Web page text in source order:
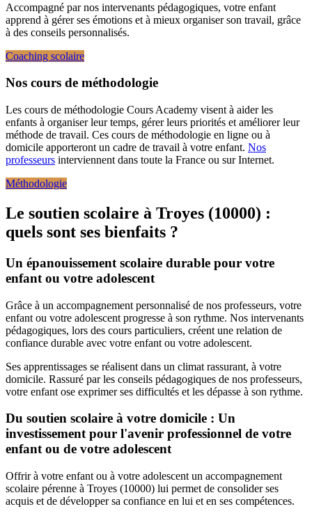
Accompagné par nos intervenants pédagogiques, votre enfant
apprend à gérer ses émotions et à mieux organiser son travail, grâce
à des conseils personnalisés.
Coaching scolaire
Nos cours de méthodologie
Les cours de méthodologie Cours Academy visent à aider les
enfants à organiser leur temps, gérer leurs priorités et améliorer leur
méthode de travail. Ces cours de méthodologie en ligne ou à
domicile apporteront un cadre de travail à votre enfant. Nos
professeurs interviennent dans toute la France ou sur Internet.
Méthodologie
Le soutien scolaire à Troyes (10000) :
quels sont ses bienfaits ?
Un épanouissement scolaire durable pour votre
enfant ou votre adolescent
Grâce à un accompagnement personnalisé de nos professeurs, votre
enfant ou votre adolescent progresse à son rythme. Nos intervenants
pédagogiques, lors des cours particuliers, créent une relation de
confiance durable avec votre enfant ou votre adolescent.
Ses apprentissages se réalisent dans un climat rassurant, à votre
domicile. Rassuré par les conseils pédagogiques de nos professeurs,
votre enfant ose exprimer ses difficultés et les dépasse à son rythme.
Du soutien scolaire à votre domicile : Un
investissement pour l'avenir professionnel de votre
enfant ou de votre adolescent
Offrir à votre enfant ou à votre adolescent un accompagnement
scolaire pérenne à Troyes (10000) lui permet de consolider ses
acquis et de développer sa confiance en lui et en ses compétences.